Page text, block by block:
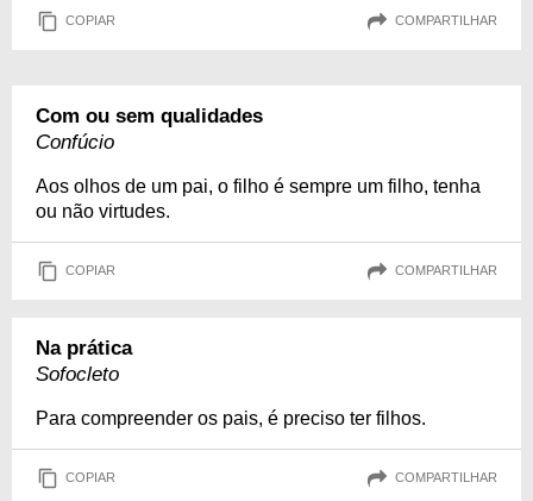
COPIAR COMPARTILHAR
Com ou sem qualidades
Confúcio
Aos olhos de um pai, o filho é sempre um filho, tenha
ou não virtudes.
COPIAR COMPARTILHAR
Na prática
Sofocleto
Para compreender os pais, é preciso ter filhos.
COPIAR COMPARTILHAR